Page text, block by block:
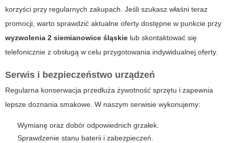
korzyści przy regularnych zakupach. Jeśli szukasz właśni teraz
promocji, warto sprawdzić aktualne oferty dostępne w punkcie przy
wyzwolenia 2 siemianowice śląskie lub skontaktować się
telefonicznie z obsługą w celu przygotowania indywidualnej oferty.
Serwis i bezpieczeństwo urządzeń
Regularna konserwacja przedłuża żywotność sprzętu i zapewnia
lepsze doznania smakowe. W naszym serwisie wykonujemy:
Wymianę oraz dobór odpowiednich grzałek.
Sprawdzenie stanu baterii i zabezpieczeń.